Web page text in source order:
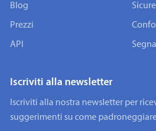
Blog
Prezzi
API
Iscriviti alla newsletter
Iscriviti alla nostra newsletter per
suggerimenti su come